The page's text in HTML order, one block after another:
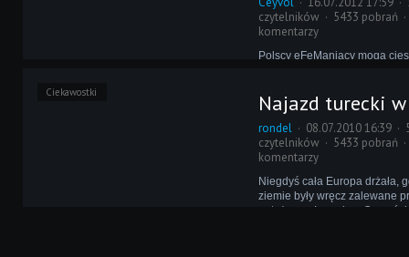
czytelników
5433 pobrań
komentarzy
Polscy eFeManiacy mogą
równie dobrze - przykładem
FM bije rekordy
tamtejszego języka, jest
Ciekawostki Najazd turecki
rondel 08.07.2010 16:39
czytelników
5433 pobrań
komentarzy
Niegdyś cała Europa drżała,
ziemie były wręcz zalewane
potężnego Imperium